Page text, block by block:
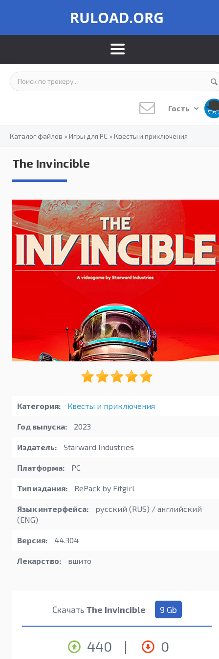
RULOAD.ORG
Гость
Каталог файлов »Игры для PC »Квесты и приключения
The Invincible
Категория: Квесты и приключения
Год выпуска: 2023
Издатель: Starward Industries
Платформа: PC
Тип издания: RePack by Fitgirl
Язык интерфейса:
русский (RUS) / английский
(ENG)
Версия: 44.304
Лекарство: вшито
Скачать The Invincible 9 Gb
440 | 0